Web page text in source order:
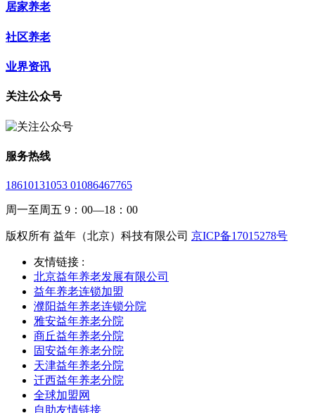
居家养老
社区养老
业界资讯
关注公众号
服务热线
18610131053 01086467765
周一至周五 9：00—18：00
版权所有 益年（北京）科技有限公司 京ICP备17015278号
友情链接 :
北京益年养老发展有限公司
益年养老连锁加盟
濮阳益年养老连锁分院
雅安益年养老分院
商丘益年养老分院
固安益年养老分院
天津益年养老分院
迁西益年养老分院
全球加盟网
自助友情链接